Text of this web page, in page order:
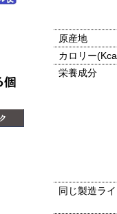
原産地
カロリー
栄養成分
同じ製造ラ